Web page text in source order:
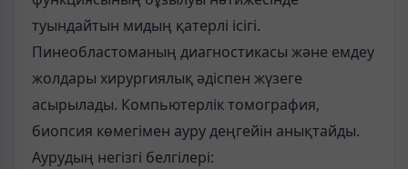
туындайтын мидың қатерлі ісігі.
Пинеобластоманың диагностикасы және емдеу
жолдары хирургиялық әдіспен жүзеге
асырылады. Компьютерлік томография,
биопсия көмегімен ауру деңгейін анықтайды.
Аурудың негізгі белгілері: